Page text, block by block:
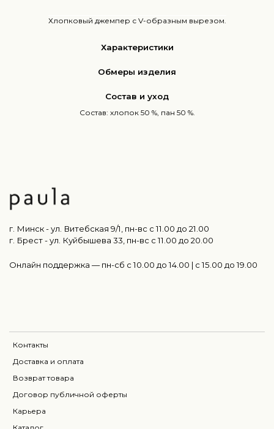
Хлопковый джемпер с V-образным вырезом.
Характеристики
Обмеры изделия
Состав и уход
Состав: хлопок 50 %, пан 50 %.
Контакты
Доставка и оплата
Возврат товара
Договор публичной оферты
Карьера
г. Минск - ул. Витебская 9/1, пн-вс с 11.00 до 21.00
г. Брест - ул. Куйбышева 33, пн-вс c 11.00 до 20.00
Онлайн поддержка — пн-сб с 10.00 до 14.00 | c 15.00 до 19.00